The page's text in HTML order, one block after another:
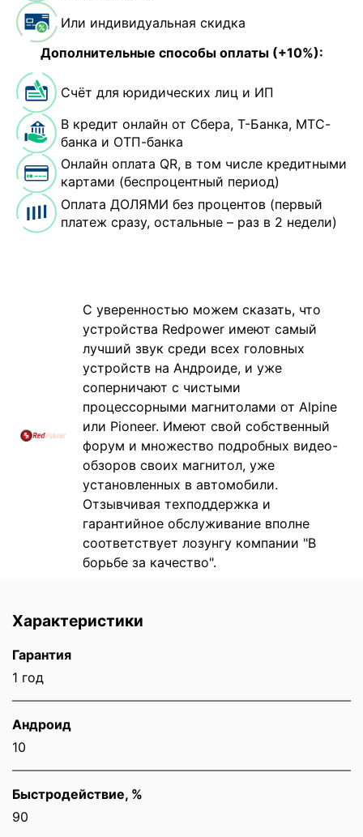
Или индивидуальная скидка
Дополнительные способы оплаты (+10%):
Счёт для юридических лиц и ИП
В кредит онлайн от Сбера, Т-Банка, МТС-
банка и ОТП-банка
Онлайн оплата QR, в том числе кредитными
картами (беспроцентный период)
Оплата ДОЛЯМИ без процентов (первый
платеж сразу, остальные – раз в 2 недели)
C уверенностью можем сказать, что
устройства Redpower имеют самый
лучший звук среди всех головных
устройств на Андроиде, и уже
соперничают с чистыми
процессорными магнитолами от Alpine
или Pioneer. Имеют свой собственный
форум и множество подробных видео-
обзоров своих магнитол, уже
установленных в автомобили.
Отзывчивая техподдержка и
гарантийное обслуживание вполне
соответствует лозунгу компании "В
борьбе за качество".
Характеристики
Гарантия
1 год
Андроид
10
Быстродействие, %
90